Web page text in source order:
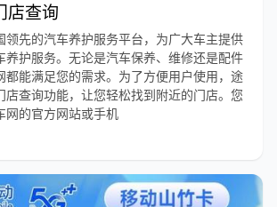
店查询
领先的汽车养护服务平台，为广大车主提供
养护服务。无论是汽车保养、维修还是配件
都能满足您的需求。为了方便用户使用，途
店查询功能，让您轻松找到附近的门店。您
网的官方网站或手机